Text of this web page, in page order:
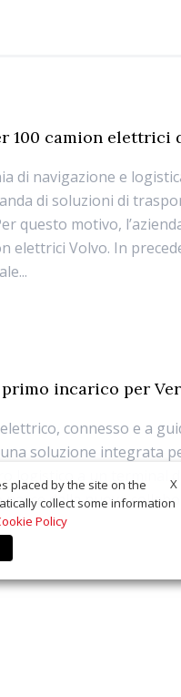
100 camion elettrici
di navigazione e
di soluzioni di
questo motivo,
elettrici Volvo. In
incarico per
connesso e a
soluzione integrata
logistico a un terminal
nasce dalla nuova
X
placed by the site on the
collect some information
Policy